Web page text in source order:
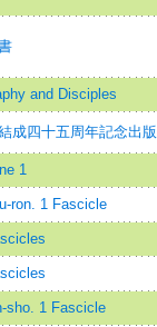
and Disciples
成四十五周年記念出版
1
ron. 1 Fascicle
sho. 1 Fascicle